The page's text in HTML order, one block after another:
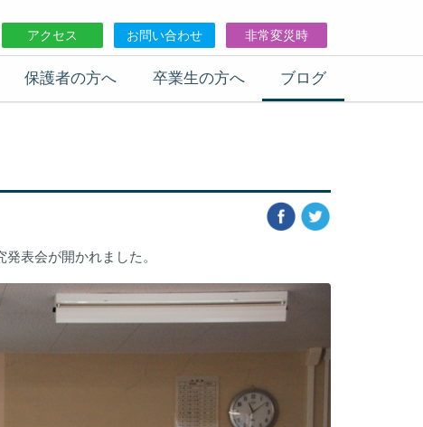
アクセス お問い合わせ 非常変災時
保護者の方へ 卒業生の方へ ブログ
表会が開かれました。